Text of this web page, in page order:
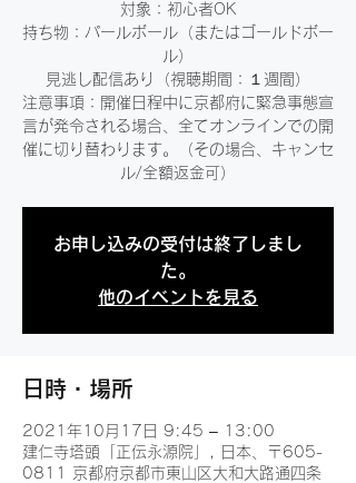
対象：初心者OK
持ち物：パールボール（またはゴールドボー
ル）
見逃し配信あり（視聴期間：１週間）
注意事項：開催日程中に京都府に緊急事態宣
言が発令される場合、全てオンラインでの開
催に切り替わります。（その場合、キャンセ
ル/全額返金可）
お申し込みの受付は終了しまし
た。
他のイベントを見る
日時・場所
2021年10月17日 9:45 – 13:00
建仁寺塔頭「正伝永源院」, 日本、〒605-
0811 京都府京都市東山区大和大路通四条